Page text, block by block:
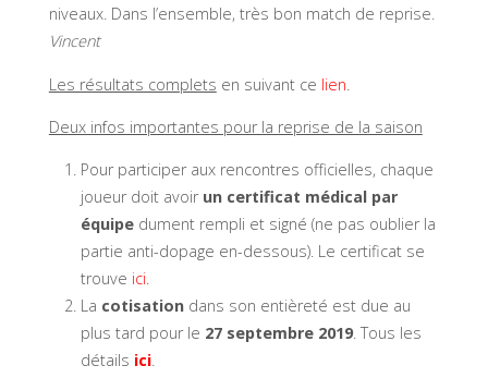
niveaux. Dans l’ensemble, très bon match de reprise.
Vincent
Les résultats complets en suivant ce lien
Deux infos importantes pour la reprise de la saison
Pour participer aux rencontres officielles, chaque
joueur doit avoir un certificat médical par
équipedument rempli et signé (ne pas oublier la
partie anti-dopage en-dessous). Le certificat se
trouve ici.
La cotisationdans son entièreté est due au
plus tard pour le 27 septembre 2019. Tous les
détails ici.